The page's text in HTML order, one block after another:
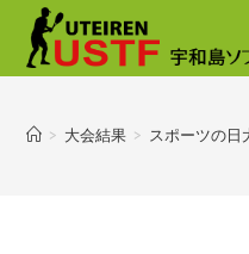
> 大会結果 > スポーツの